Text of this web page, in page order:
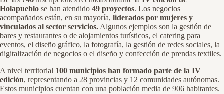
Holapueblo se han atendido 49 proyectos. Los negocios
acompañados están, en su mayoría, liderados por mujeres y
vinculados al sector servicios. Algunos ejemplos son la gestión de
bares y restaurantes o de alojamientos turísticos, el catering para
eventos, el diseño gráfico, la fotografía, la gestión de redes sociales, la
digitalización de negocios o el diseño y confección de prendas textiles.
A nivel territorial 100 municipios han formado parte de la IV
edición, representando a 28 provincias y 12 comunidades autónomas.
Estos municipios cuentan con una población media de 906 habitantes.